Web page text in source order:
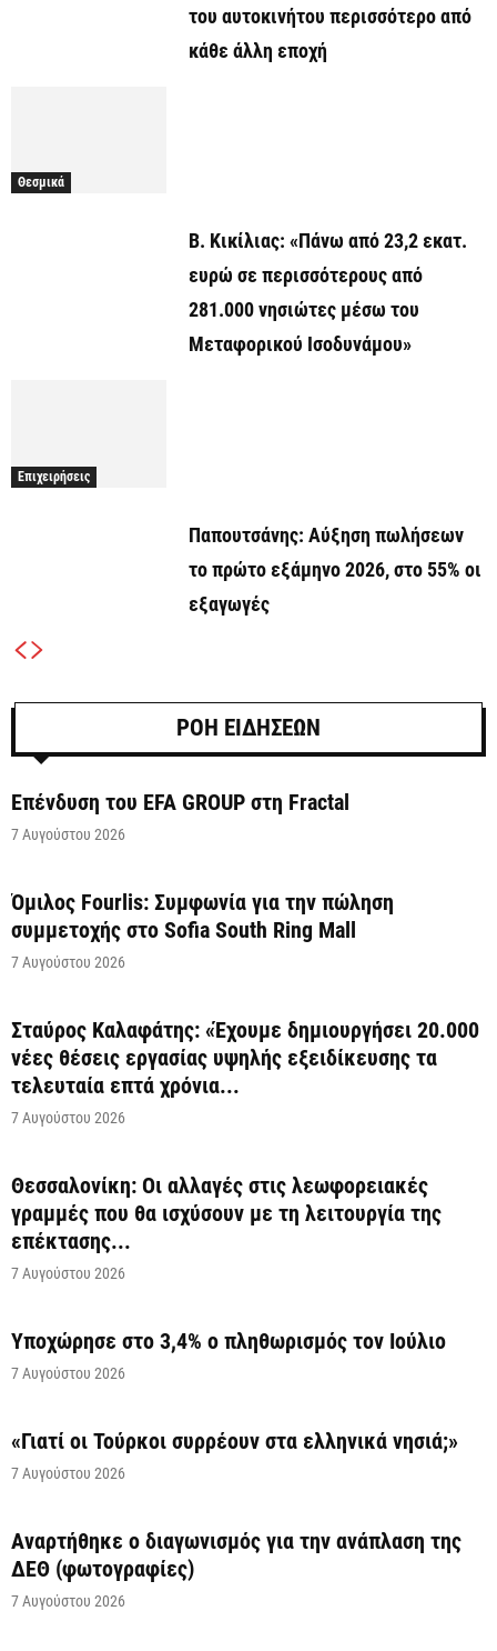
του αυτοκινήτου περισσότερο από
κάθε άλλη εποχή
Θεσμικά
Β. Κικίλιας: «Πάνω από 23,2 εκατ.
ευρώ σε περισσότερους από
281.000 νησιώτες μέσω του
Μεταφορικού Ισοδυνάμου»
Επιχειρήσεις
Παπουτσάνης: Αύξηση πωλήσεων
το πρώτο εξάμηνο 2026, στο 55% οι
εξαγωγές
ΡΟΗ ΕΙΔΗΣΕΩΝ
Επένδυση του EFA GROUP στη Fractal
7 Αυγούστου 2026
Όμιλος Fourlis: Συμφωνία για την πώληση
συμμετοχής στο Sofia South Ring Mall
7 Αυγούστου 2026
Σταύρος Καλαφάτης: «Έχουμε δημιουργήσει 20.000
νέες θέσεις εργασίας υψηλής εξειδίκευσης τα
τελευταία επτά χρόνια...
7 Αυγούστου 2026
Θεσσαλονίκη: Οι αλλαγές στις λεωφορειακές
γραμμές που θα ισχύσουν με τη λειτουργία της
επέκτασης...
7 Αυγούστου 2026
Υποχώρησε στο 3,4% ο πληθωρισμός τον Ιούλιο
7 Αυγούστου 2026
«Γιατί οι Τούρκοι συρρέουν στα ελληνικά νησιά;»
7 Αυγούστου 2026
Αναρτήθηκε o διαγωνισμός για την ανάπλαση της
ΔΕΘ (φωτογραφίες)
7 Αυγούστου 2026